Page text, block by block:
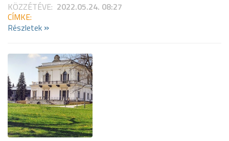
KÖZZÉTÉVE: 2022.05.24. 08:27
CÍMKE:
Részletek »